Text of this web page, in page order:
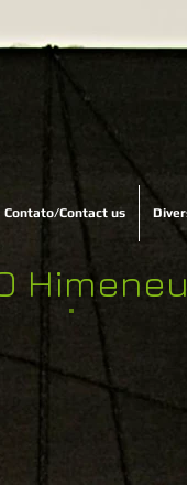
Contato/Contact us
Himeneu